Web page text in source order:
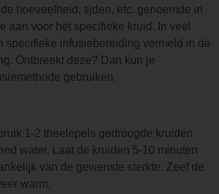
hoeveelheid, tijden, etc. genoemde in
aan voor het specifieke kruid. In veel
specifieke infusiebereiding vermeld in de
Ontbreekt deze? Dan kun je
gebruiken.
1-2 theelepels gedroogde kruiden
water. Laat de kruiden 5-10 minuten
van de gewenste sterkte. Zeef de
warm.